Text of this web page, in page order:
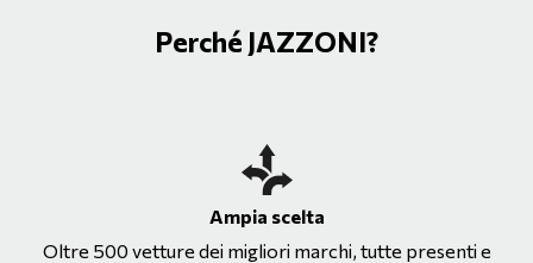
Perché JAZZONI?
Ampia scelta
Oltre 500 vetture dei migliori marchi, tutte presenti e